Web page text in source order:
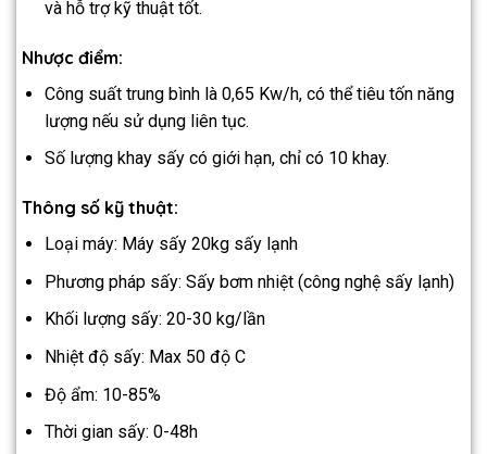
và hỗ trợ kỹ thuật tốt.
Nhược điểm:
Công suất trung bình là 0,65 Kw/h, có thể tiêu tốn năng
lượng nếu sử dụng liên tục.
Số lượng khay sấy có giới hạn, chỉ có 10 khay.
Thông số kỹ thuật:
Loại máy: Máy sấy 20kg sấy lạnh
Phương pháp sấy: Sấy bơm nhiệt (công nghệ sấy lạnh)
Khối lượng sấy: 20-30 kg/lần
Nhiệt độ sấy: Max 50 độ C
Độ ẩm: 10-85%
Thời gian sấy: 0-48h